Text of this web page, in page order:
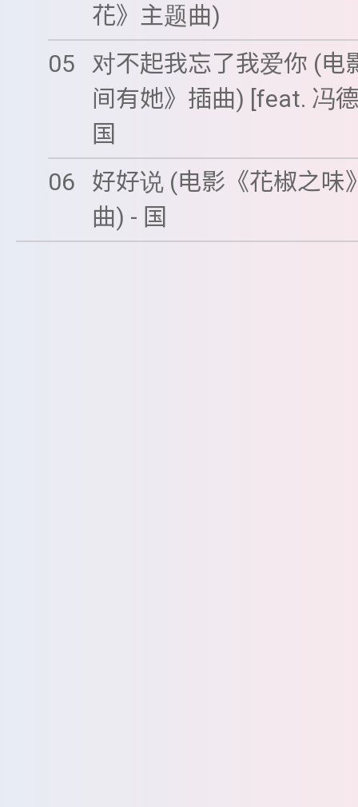
花》主题曲)
05
对不起我忘了我爱你 (电
间有她》插曲) [feat. 冯
国
06
好好说 (电影《花椒之味
曲) - 国